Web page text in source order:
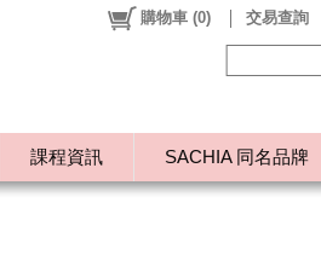
課程資訊 SACHIA 同名品牌
購物車 (0) 交易查詢